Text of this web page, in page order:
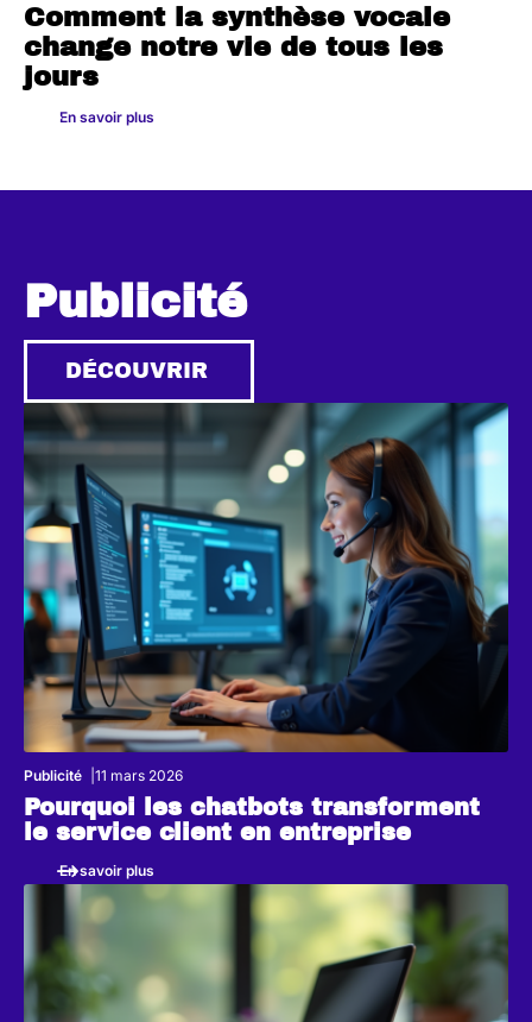
Comment la synthèse vocale
change notre vie de tous les
jours
En savoir plus
Publicité
DÉCOUVRIR
Publicité 11 mars 2026
Pourquoi les chatbots transforment
le service client en entreprise
En savoir plus